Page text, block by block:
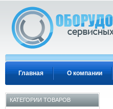
Главная О компании
КАТЕГОРИИ ТОВАРОВ